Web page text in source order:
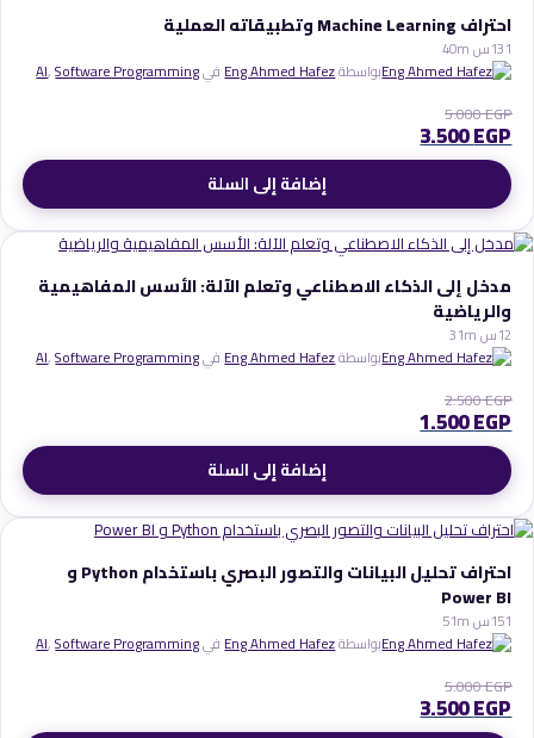
احتراف Machine Learning وتطبيقاته العملية
113س 40m
بواسطةEng Ahmed Hafezفي AI,Software Programming
5.000EGP
3.500EGP
إضافة إلى السلة
مدخل إلى الذكاء الاصطناعي وتعلم الآلة: الأسس المفاهيمية
والرياضية
21س 31m
بواسطةEng Ahmed Hafezفي AI,Software Programming
2.500EGP
1.500EGP
إضافة إلى السلة
احتراف تحليل البيانات والتصور البصري باستخدام Python و
Power BI
115س 51m
بواسطةEng Ahmed Hafezفي AI,Software Programming
5.000EGP
3.500EGP